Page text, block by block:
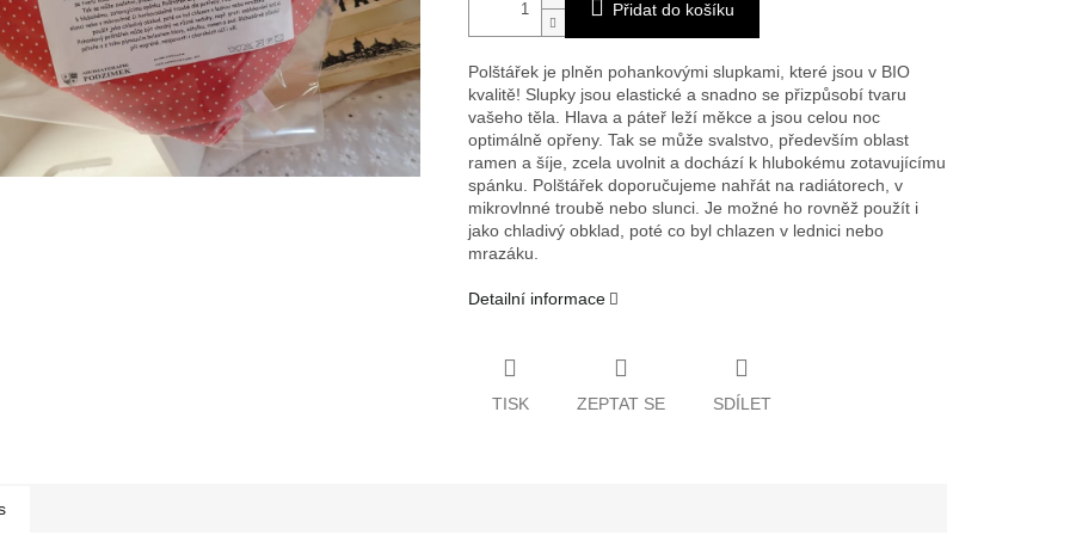
Přidat do košíku
Polštářek je plněn pohankovými slupkami, které jsou v BIO
kvalitě! Slupky jsou elastické a snadno se přizpůsobí tvaru
vašeho těla. Hlava a páteř leží měkce a jsou celou noc
optimálně opřeny. Tak se může svalstvo, především oblast
ramen a šíje, zcela uvolnit a dochází k hlubokému zotavujícímu
spánku. Polštářek doporučujeme nahřát na radiátorech, v
mikrovlnné troubě nebo slunci. Je možné ho rovněž použít i
jako chladivý obklad, poté co byl chlazen v lednici nebo
mrazáku.
Detailní informace
TISK ZEPTAT SE SDÍLET